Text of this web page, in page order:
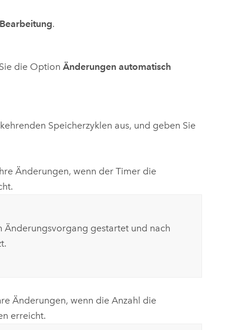
Bearbeitung.
die OptionÄnderungen automatisch
Speicherzyklen aus, und geben Sie
Änderungen, wenn der Timer die
Änderungsvorgang gestartet und nach
Änderungen, wenn die Anzahl die
erreicht.